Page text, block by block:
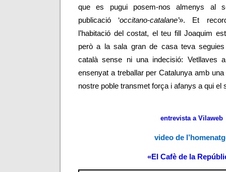
que es pugui posem-nos almenys al
publicació ‘occitano-catalane’». Et
l’habitació del costat, el teu fill Joaquim
però a la sala gran de casa teva
català sense ni una indecisió: Vetllaves
ensenyat a treballar per Catalunya amb
nostre poble transmet força i afanys a qui el
entrevista a Vilaweb
video de
«El Cafè de la